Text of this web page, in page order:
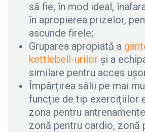
să fie, în mod ideal,
în apropierea prizelor,
ascunde firele;
Gruparea apropiată a
kettlebell-urilor și a
similare pentru acces
Împărțirea sălii pe mai
funcție de tip exercițiilor
zona pentru
zonă pentru cardio, zonă